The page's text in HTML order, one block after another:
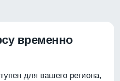
временно
для вашего региона,